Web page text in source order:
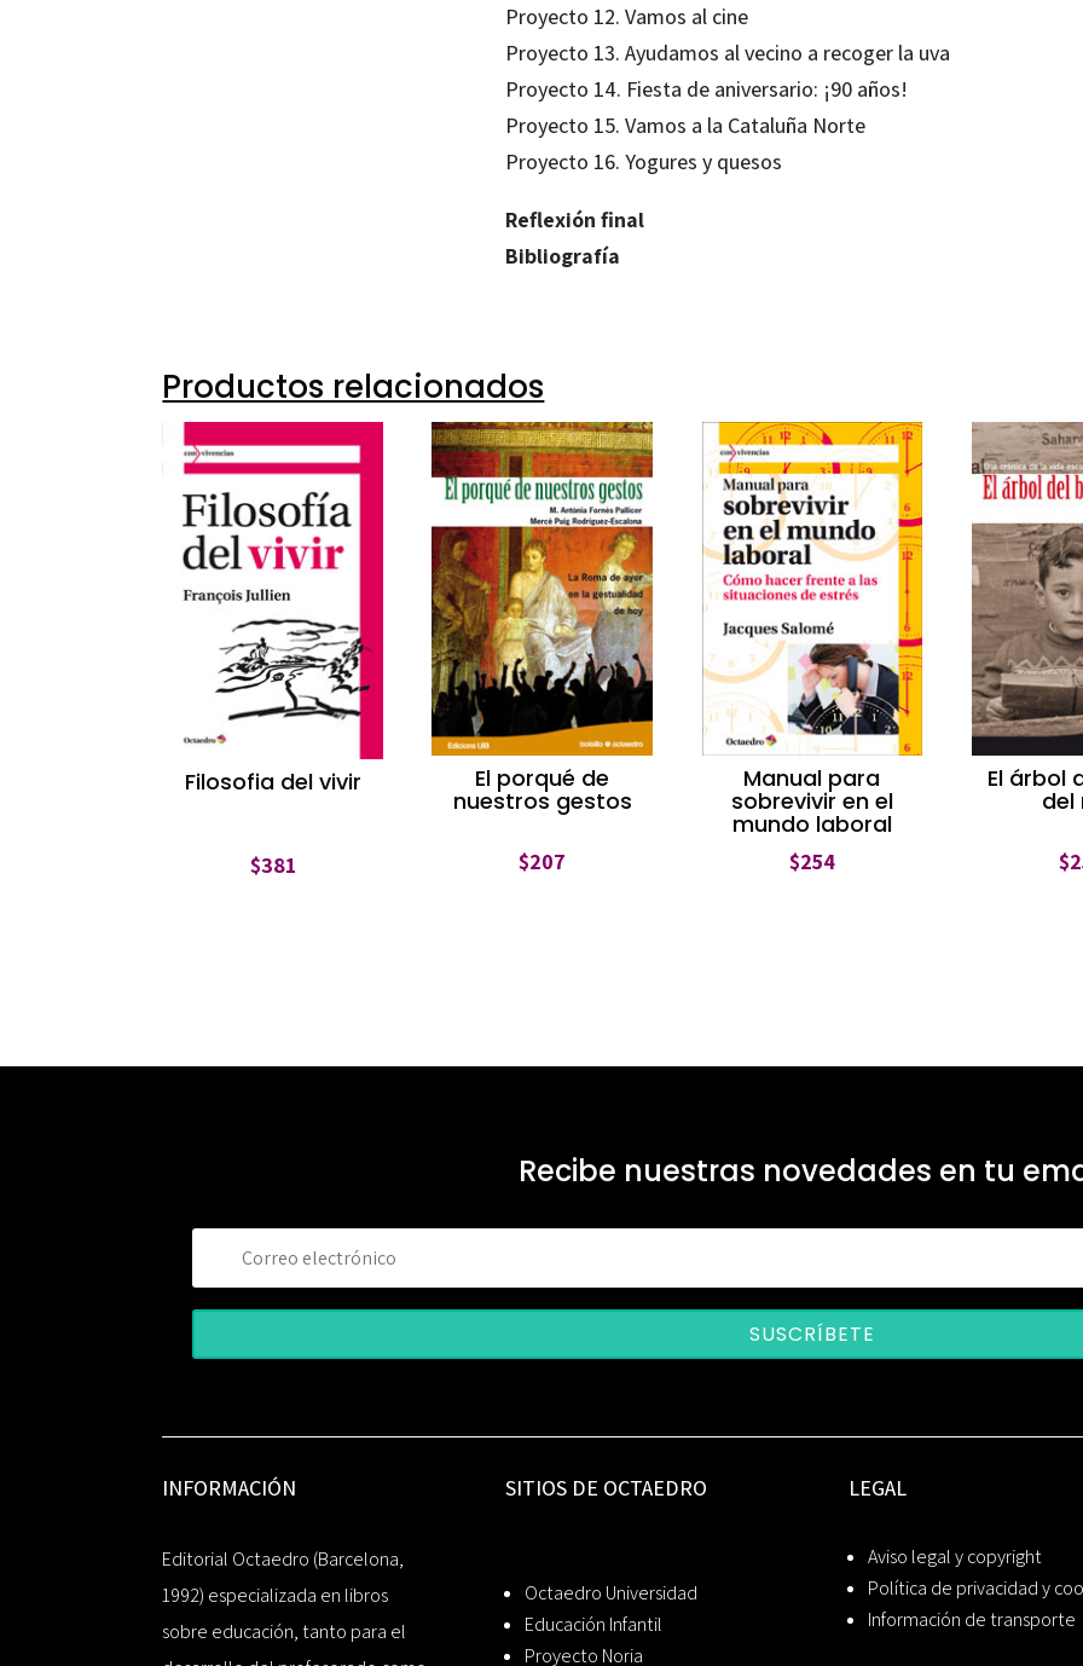
Proyecto 12. Vamos al cine
Proyecto 13. Ayudamos al vecino a recoger la uva
Proyecto 14. Fiesta de aniversario: ¡90 años!
Proyecto 15. Vamos a la Cataluña Norte
Proyecto 16. Yogures y quesos
Reflexión final
Bibliografía
Productos relacionados
Filosofia del vivir
$381
El porqué de
nuestros gestos
$207
Manual para
sobrevivir en el
mundo laboral
$254
El árbol
del
$
Recibe nuestras novedades en tu
SUSCRÍBETE
INFORMACIÓN
Editorial Octaedro (Barcelona,
1992) especializada en libros
sobre educación, tanto para el
SITIOS DE OCTAEDRO
Octaedro Universidad
Educación Infantil
Proyecto Noria
LEGAL
Aviso legal y copyright
Política de privacidad y
Información de transporte